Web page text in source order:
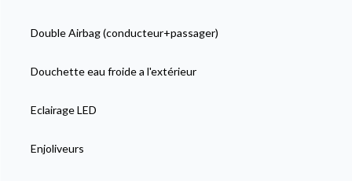
Double Airbag (conducteur+passager)
Douchette eau froide a l'extérieur
Eclairage LED
Enjoliveurs